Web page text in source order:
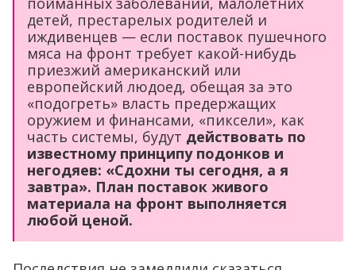
детей, престарелых родителей и
иждивенцев — если поставок пушечного
мяса на фронт требует какой-нибудь
приезжий американский или
европейский людоед, обещая за это
«подогреть» власть предержащих
оружием и финансами, «пиксели», как
часть системы, будут действовать по
известному принципу подонков и
негодяев: «Сдохни ты сегодня, а я
завтра». План поставок живого
материала на фронт выполняется
любой ценой.